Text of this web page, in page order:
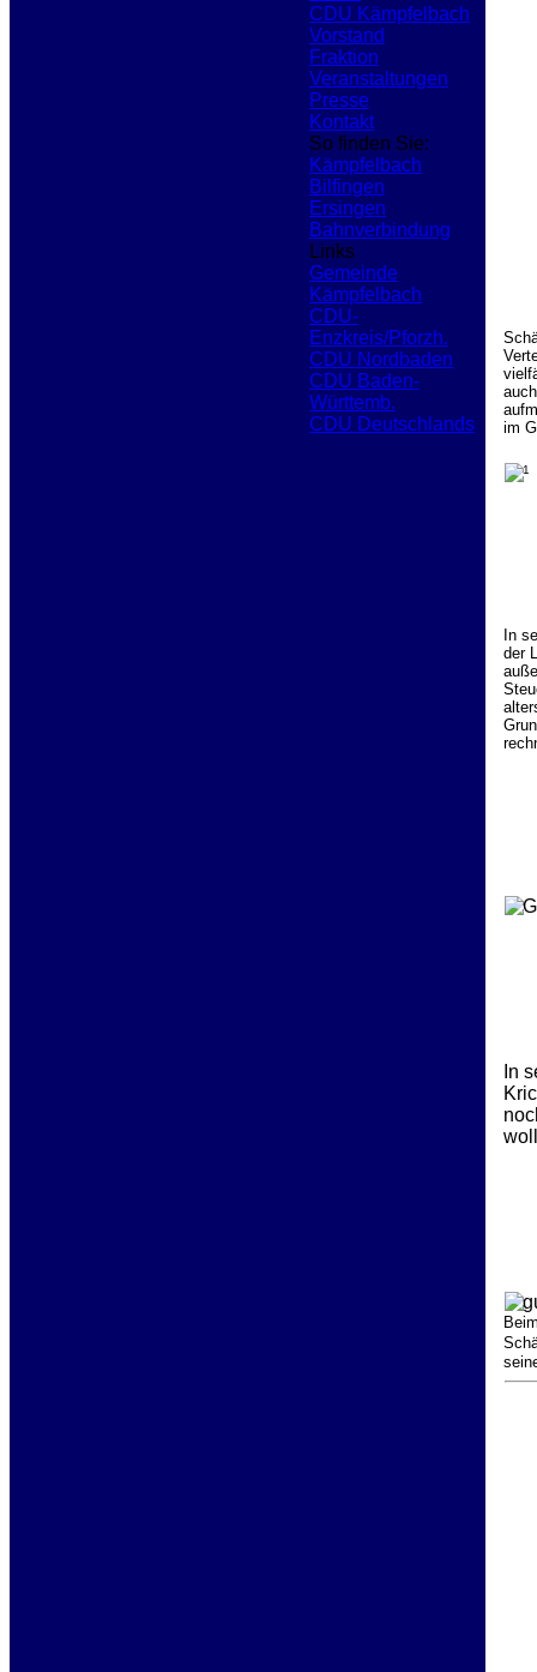
Home
CDU Kämpfelbach
Vorstand
Fraktion
Veranstaltungen
Presse
Kontakt
So finden Sie:
Kämpfelbach
Bilfingen
Ersingen
Bahnverbindung
Links
Gemeinde
Kämpfelbach
CDU-
Enzkreis/Pforzh.
CDU Nordbaden
CDU Baden-
Württemb.
In
der
In